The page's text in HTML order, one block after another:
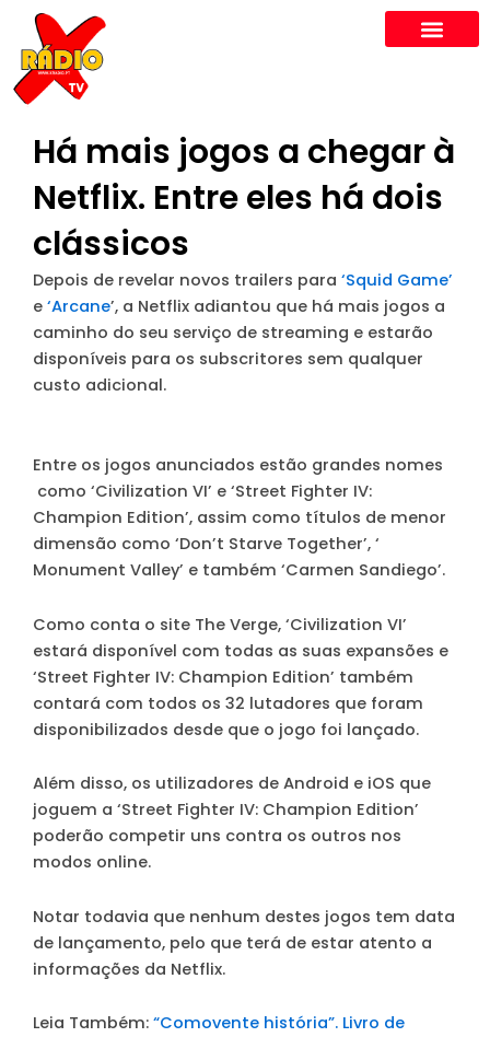
content
Há mais jogos a chegar à
Netflix. Entre eles há dois
clássicos
Depois de revelar novos trailers para ‘Squid Game’
e ‘Arcane’, a Netflix adiantou que há mais jogos a
caminho do seu serviço de streaming e estarão
disponíveis para os subscritores sem qualquer
custo adicional.
Entre os jogos anunciados estão grandes nomes
como ‘Civilization VI’ e ‘Street Fighter IV:
Champion Edition’, assim como títulos de menor
dimensão como ‘Don’t Starve Together’, ‘
Monument Valley’ e também ‘Carmen Sandiego’.
Como conta o site The Verge, ‘Civilization VI’
estará disponível com todas as suas expansões e
‘Street Fighter IV: Champion Edition’ também
contará com todos os 32 lutadores que foram
disponibilizados desde que o jogo foi lançado.
Além disso, os utilizadores de Android e iOS que
joguem a ‘Street Fighter IV: Champion Edition’
poderão competir uns contra os outros nos
modos online.
Notar todavia que nenhum destes jogos tem data
de lançamento, pelo que terá de estar atento a
informações da Netflix.
Leia Também: “Comovente história”. Livro de